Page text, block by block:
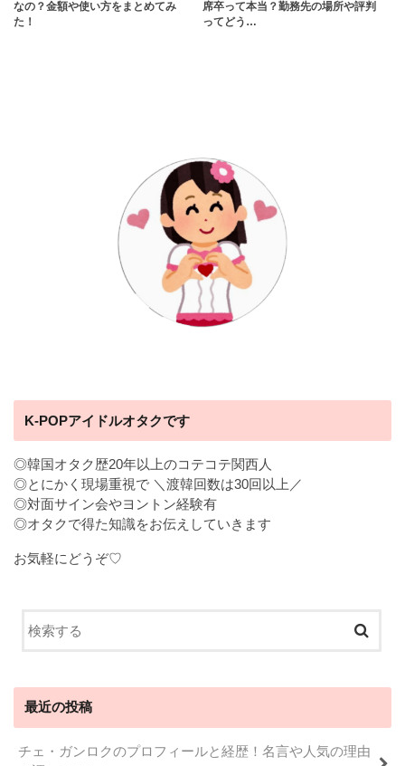
なの？金額や使い方をまとめてみ
た！
席卒って本当？勤務先の場所や評判
ってどう…
K-POPアイドルオタクです
◎韓国オタク歴20年以上のコテコテ関西人
◎とにかく現場重視で ＼渡韓回数は30回以上／
◎対面サイン会やヨントン経験有
◎オタクで得た知識をお伝えしていきます
お気軽にどうぞ♡
最近の投稿
チェ・ガンロクのプロフィールと経歴！名言や人気の理由